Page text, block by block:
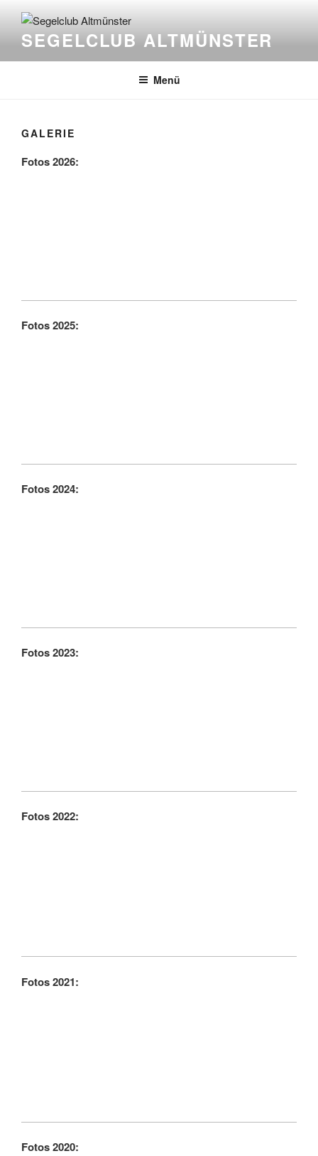
Inhalt
springenSEGELCLUB ALTMÜNSTER
Menü
GALERIE
Fotos 2026:
Fotos 2025:
Fotos 2024:
Fotos 2023:
Fotos 2022:
Fotos 2021:
Fotos 2020: